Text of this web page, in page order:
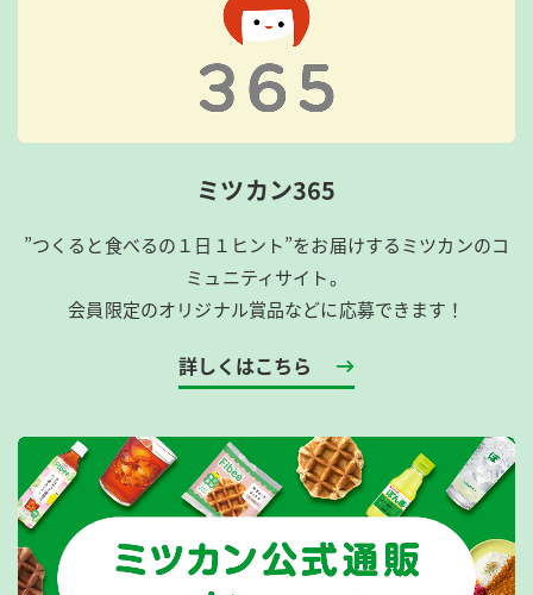
ミツカン365
”つくると食べるの１日１ヒント”をお届けするミツカンのコ
ミュニティサイト。
会員限定のオリジナル賞品などに応募できます！
詳しくはこちら